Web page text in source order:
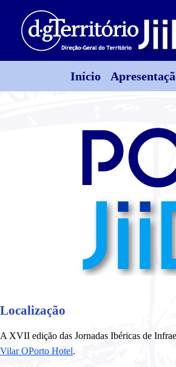
Início
Localização
A XVII edição das Jornadas Ibéricas de
Vilar OPorto Hotel.